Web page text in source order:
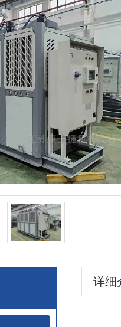
详细